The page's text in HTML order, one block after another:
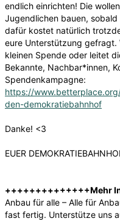
endlich einrichten! Die
Jugendlichen bauen,
dafür kostet natürlich
eure Unterstützung gefragt.
kleinen Spende oder leitet
Bekannte, Nachbar*innen,
Spendenkampagne:
https://
den-demokratiebahnhof
Danke! <3
EUER
++++++++++++++Mehr
Anbau für alle – Alle für
fast fertig. Unterstütze uns